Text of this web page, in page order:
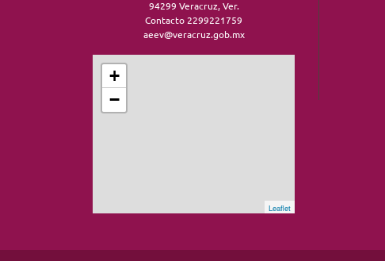
94299 Veracruz, Ver.
Contacto 2299221759
aeev@veracruz.gob.mx
+
−
Leaflet